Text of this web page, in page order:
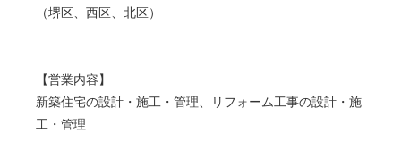
（堺区、西区、北区）
【営業内容】
新築住宅の設計・施工・管理、リフォーム工事の設計・施
工・管理